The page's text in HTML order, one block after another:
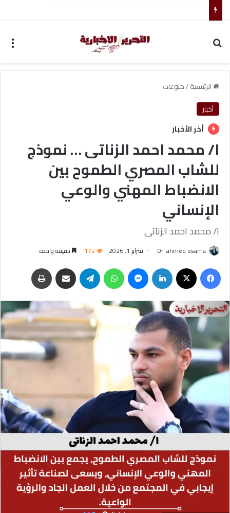
الرئيسية/منوعات
أخبار
أخر الأخبار
ا/ محمد احمد الزناتى … نموذج
للشاب المصري الطموح بين
الانضباط المهني والوعي
الإنساني
ا/ محمد احمد الزناتى
Dr. ahmed osama فبراير 1, 2026 172 دقيقة واحدة